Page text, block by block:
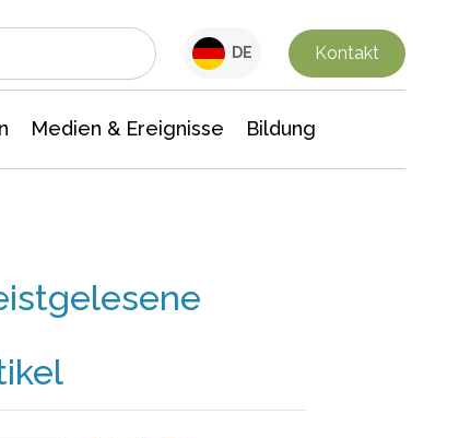
DE Kontakt
Medien & Ereignisse Bildung